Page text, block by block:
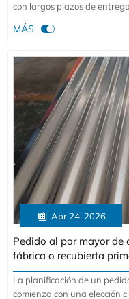
con largos plazos de
soporte de exportación y
MÁS 
 Apr 24, 2026
Pedido al por mayor de
fábrica o recubierta
La planificación de un
comienza con una elección